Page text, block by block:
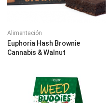
Alimentación
Euphoria Hash Brownie
Cannabis & Walnut